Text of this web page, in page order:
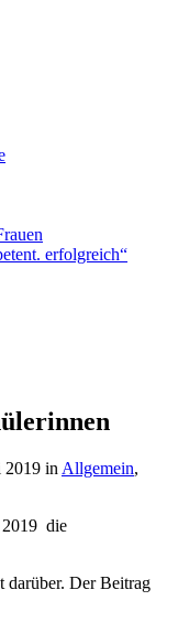
erfolgreich“
2019 in Allgemein,
2019 die
Der Beitrag